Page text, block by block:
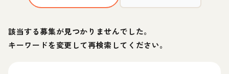
該当する募集が見つかりませんでした。
キーワードを変更して再検索してください。